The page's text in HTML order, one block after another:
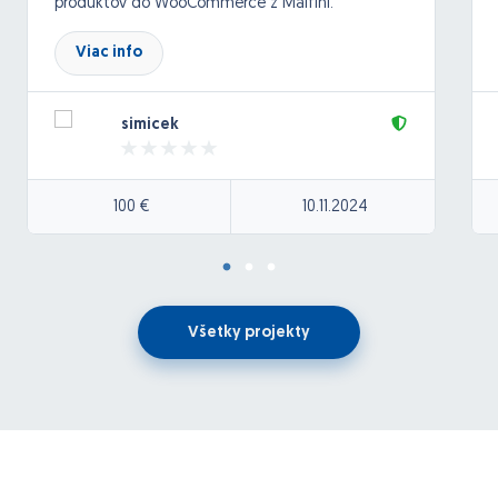
produktov do WooCommerce z Malfini.
Náhľad feedu:
https://shop.malfini.com/api/v4/xml-feed/2
Preferujem napojenie cez WP All Import, no
nebránim sa aj inému riešeniu.
Viac info
simicek
100 € 10.11.2024
Všetky projekty